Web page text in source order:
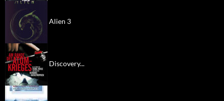
Alien 3
Discovery...